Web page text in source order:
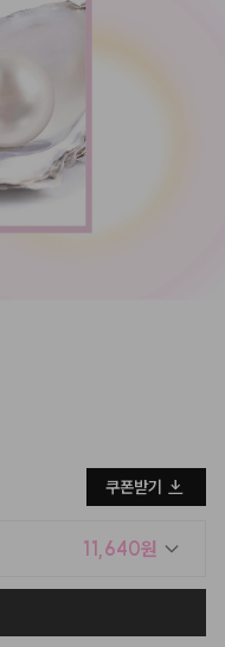
쿠폰받기
11,640원